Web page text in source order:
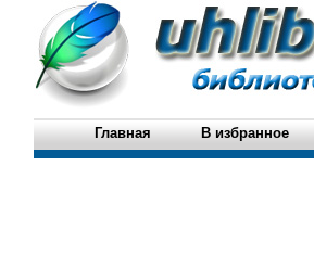
Главная В избранное